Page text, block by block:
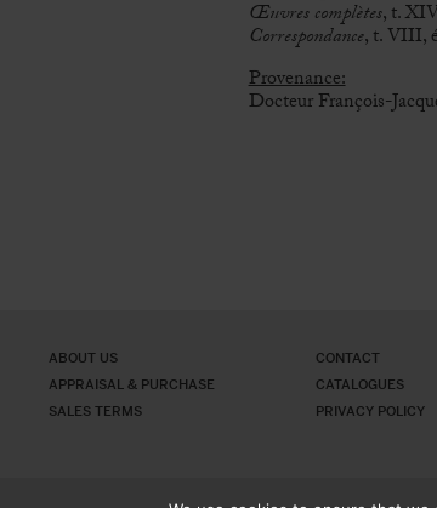
Œuvres complètes, t.
Correspondance, t. VIII,
Provenance:
Docteur François-
ABOUT US
APPRAISAL & PURCHASE
SALES TERMS
CONTACT
CATALOGUES
PRIVACY POLICY